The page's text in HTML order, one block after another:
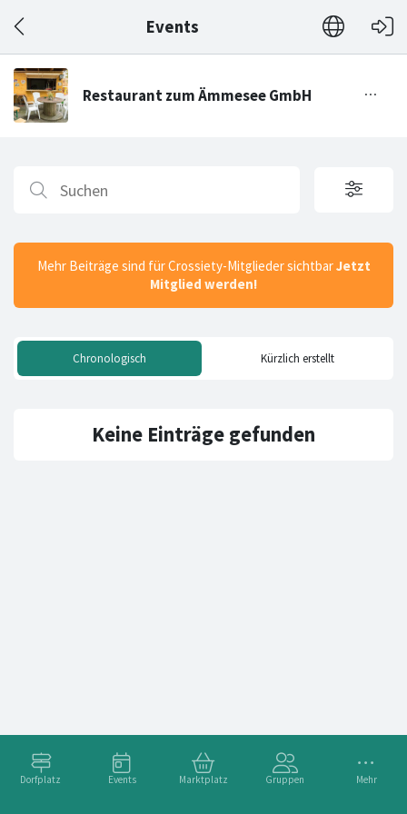
Events
Dorfplatz Events Marktplatz Gruppen Mehr
Mehr Beiträge sind für Crossiety-Mitglieder sichtbarJetzt
Mitglied werden!
Chronologisch Kürzlich erstellt
Keine Einträge gefunden